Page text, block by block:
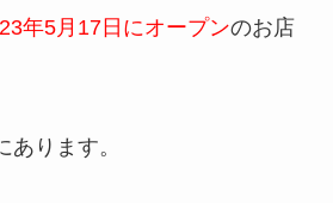
年5月17日にオープンのお店
ります。